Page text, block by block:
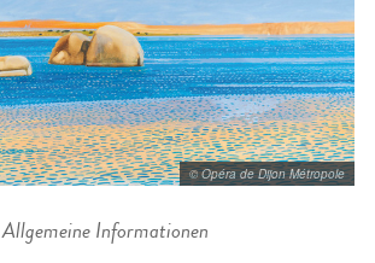
© Opéra de Dijon Métropole
Allgemeine Informationen